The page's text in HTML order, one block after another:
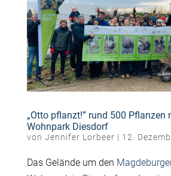
„Otto pflanzt!” rund 500 Pflanzen
Wohnpark Diesdorf
von Jennifer Lorbeer | 12.
Das Gelände um den